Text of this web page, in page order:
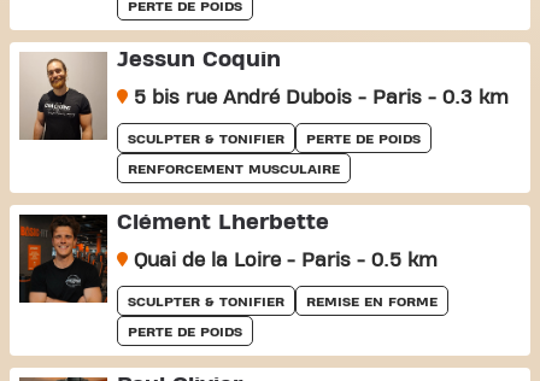
PERTE DE POIDS
Jessun Coquin
5 bis rue André Dubois - Paris - 0.3 km
SCULPTER & TONIFIER PERTE DE POIDS
RENFORCEMENT MUSCULAIRE
Clément Lherbette
Quai de la Loire - Paris - 0.5 km
SCULPTER & TONIFIER REMISE EN FORME
PERTE DE POIDS